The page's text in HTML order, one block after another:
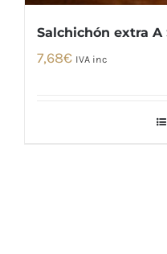
Salchichón extra A
7,68€ IVA inc